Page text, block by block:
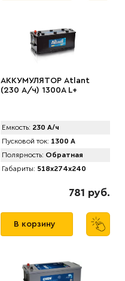
АККУМУЛЯТОР Аtlant
(230 А/ч) 1300A L+
Емкость: 230 А/ч
Пусковой ток: 1300 А
Полярность: Обратная
Габариты: 518x274x240
781 руб.
В корзину